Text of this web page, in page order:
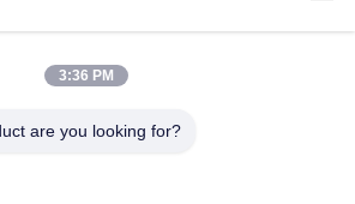
3:36 PM
are you looking for?